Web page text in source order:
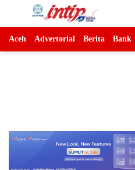
Langsung
Aceh Advertorial Berita Bank